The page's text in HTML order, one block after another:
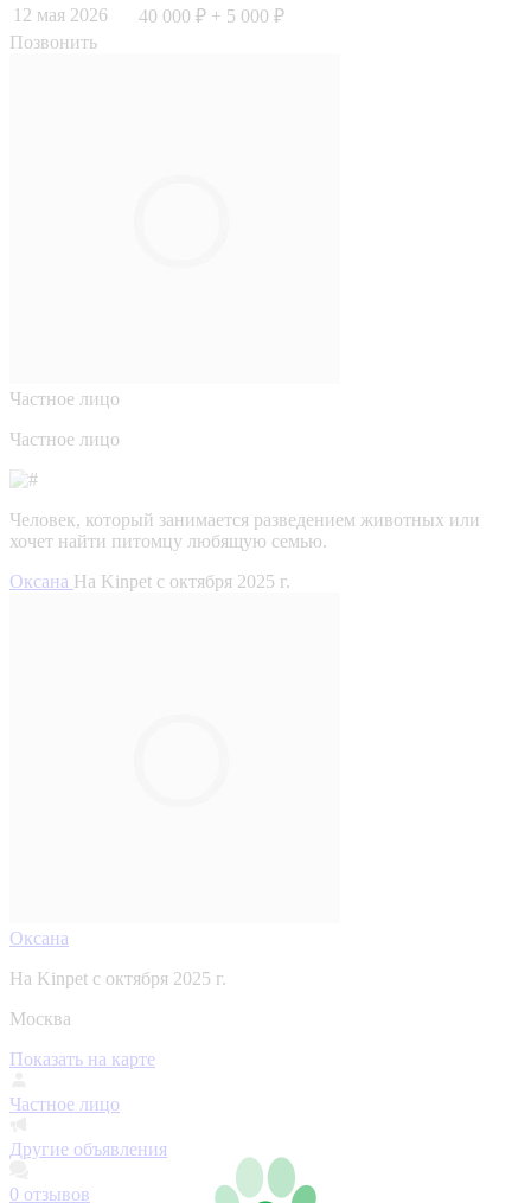
12 мая 2026
40 000 ₽ + 5 000 ₽
Позвонить
Частное лицо
Частное лицо
Человек, который занимается разведением животных или
хочет найти питомцу любящую семью.
Оксана На Kinpet c октября 2025 г.
Оксана
На Kinpet c октября 2025 г.
Москва
Показать на карте
Частное лицо
Другие объявления
0 отзывов